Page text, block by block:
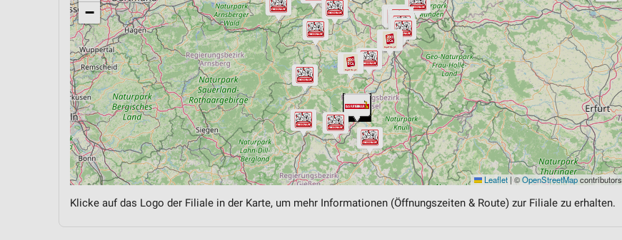
−
Leaflet | ©OpenStreetMapcontributors
Klicke auf das Logo der Filiale in der Karte, um mehr Informationen (Öffnungszeiten & Route) zur Filiale zu erhalten.